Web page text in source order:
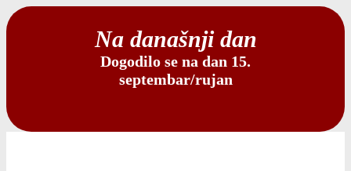
Na današnji dan
Dogodilo se na dan 15.
septembar/rujan